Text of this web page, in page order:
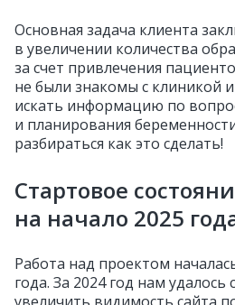
Основная задача клиента
в увеличении количества
за счет привлечения
не были знакомы с клиникой
искать информацию по
и планирования
разбираться как это сделать!
Стартовое
на начало 2025
Работа над проектом
года. За 2024 год нам удалось